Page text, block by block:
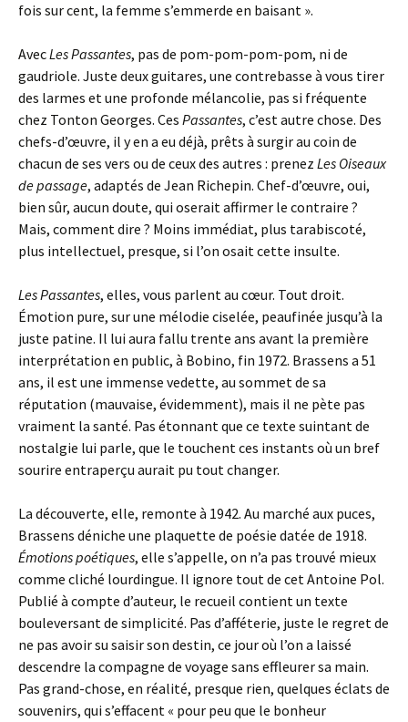
fois sur cent, la femme s’emmerde en baisant ».
AvecLes Passantes, pas de pom-pom-pom-pom, ni de
gaudriole. Juste deux guitares, une contrebasse à vous tirer
des larmes et une profonde mélancolie, pas si fréquente
chez Tonton Georges. Ces Passantes, c’est autre chose. Des
chefs-d’œuvre, il y en a eu déjà, prêts à surgir au coin de
chacun de ses vers ou de ceux des autres : prenez Les Oiseaux
de passage, adaptés de Jean Richepin. Chef-d’œuvre, oui,
bien sûr, aucun doute, qui oserait affirmer le contraire ?
Mais, comment dire ? Moins immédiat, plus tarabiscoté,
plus intellectuel, presque, si l’on osait cette insulte.
Les Passantes, elles, vous parlent au cœur. Tout droit.
Émotion pure, sur une mélodie ciselée, peaufinée jusqu’à la
juste patine. Il lui aura fallu trente ans avant la première
interprétation en public, à Bobino, fin 1972. Brassens a 51
ans, il est une immense vedette, au sommet de sa
réputation (mauvaise, évidemment), mais il ne pète pas
vraiment la santé. Pas étonnant que ce texte suintant de
nostalgie lui parle, que le touchent ces instants où un bref
sourire entraperçu aurait pu tout changer.
La découverte, elle, remonte à 1942. Au marché aux puces,
Brassens déniche une plaquette de poésie datée de 1918.
Émotions poétiques, elle s’appelle, on n’a pas trouvé mieux
comme cliché lourdingue. Il ignore tout de cet Antoine Pol.
Publié à compte d’auteur, le recueil contient un texte
bouleversant de simplicité. Pas d’afféterie, juste le regret de
ne pas avoir su saisir son destin, ce jour où l’on a laissé
descendre la compagne de voyage sans effleurer sa main.
Pas grand-chose, en réalité, presque rien, quelques éclats de
souvenirs, qui s’effacent « pour peu que le bonheur